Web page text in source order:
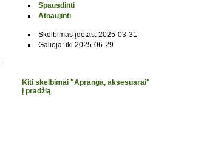
Spausdinti
Atnaujinti
Skelbimas įdėtas: 2025-03-31
Galioja: iki 2025-06-29
Kiti skelbimai "Apranga, aksesuarai"
Į pradžią